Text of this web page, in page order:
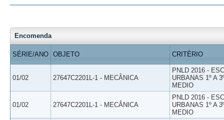
Encomenda
SÉRIE/ANO OBJETO CRITÉRIO
01/02 27647C2201L-1 - MECÂNICA
PNLD 2016 -
URBANAS 1º A
MEDIO
01/02 27647C2201L-1 - MECÂNICA
PNLD 2016 -
URBANAS 1º A
MEDIO